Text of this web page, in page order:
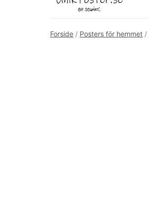
Forside / Posters för hemmet /